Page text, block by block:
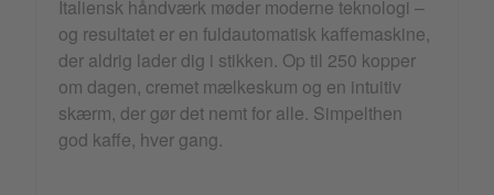
Italiensk håndværk møder moderne teknologi –
og resultatet er en fuldautomatisk kaffemaskine,
der aldrig lader dig i stikken. Op til 250 kopper
om dagen, cremet mælkeskum og en intuitiv
skærm, der gør det nemt for alle. Simpelthen
god kaffe, hver gang.